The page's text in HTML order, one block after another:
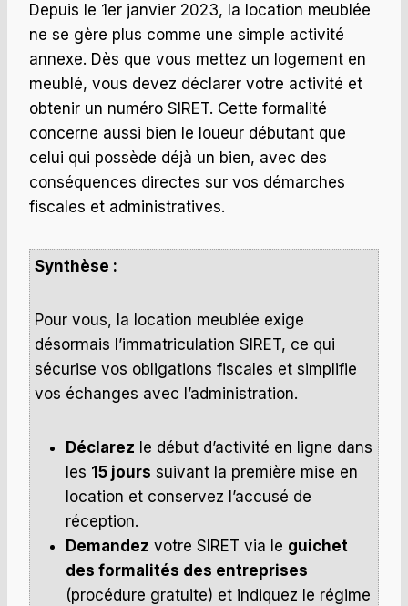
Depuis le 1er janvier 2023, la location meublée
ne se gère plus comme une simple activité
annexe. Dès que vous mettez un logement en
meublé, vous devez déclarer votre activité et
obtenir un numéro SIRET. Cette formalité
concerne aussi bien le loueur débutant que
celui qui possède déjà un bien, avec des
conséquences directes sur vos démarches
fiscales et administratives.
Synthèse :
Pour vous, la location meublée exige
désormais l’immatriculation SIRET, ce qui
sécurise vos obligations fiscales et simplifie
vos échanges avec l’administration.
Déclarez le début d’activité en ligne dans
les 15 jours suivant la première mise en
location et conservez l’accusé de
réception.
Demandez votre SIRET via le guichet
des formalités des entreprises
(procédure gratuite) et indiquez le régime